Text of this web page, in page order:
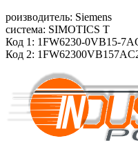
роизводитель: Siemens
система: SIMOTICS T
Код 1: 1FW6230-0VB15-
Код 2: